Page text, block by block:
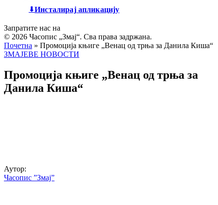
Инсталирај апликацију
Запратите нас на
© 2026 Часопис „Змај“. Сва права задржана.
Почетна » Промоција књиге „Венац од трња за Данила Киша“
ЗМАЈЕВЕ НОВОСТИ
Промоција књиге „Венац од трња за
Данила Киша“
Аутор:
Часопис ”Змај”